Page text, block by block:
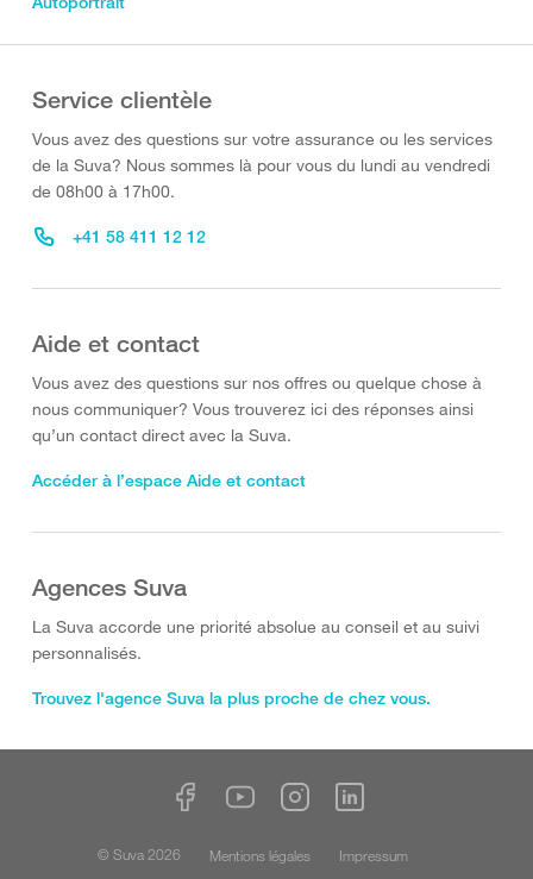
Service clientèle
Vous avez des questions sur votre assurance ou les services
de la Suva? Nous sommes là pour vous du lundi au vendredi
de 08h00 à 17h00.
+41 58 411 12 12
Aide et contact
Vous avez des questions sur nos offres ou quelque chose à
nous communiquer? Vous trouverez ici des réponses ainsi
qu’un contact direct avec la Suva.
Accéder à l’espace Aide et contact
Agences Suva
La Suva accorde une priorité absolue au conseil et au suivi
personnalisés.
Trouvez l'agence Suva la plus proche de chez vous.
© Suva 2026 Mentions légales Impressum